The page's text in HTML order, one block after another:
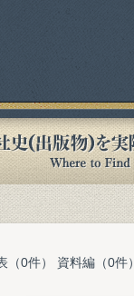
0件） 資料編（0件）